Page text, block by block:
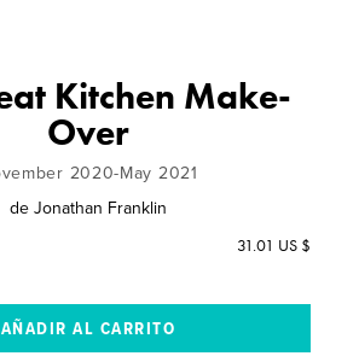
Kitchen Make-
Over
2020-May 2021
de Jonathan Franklin
31.01 US $